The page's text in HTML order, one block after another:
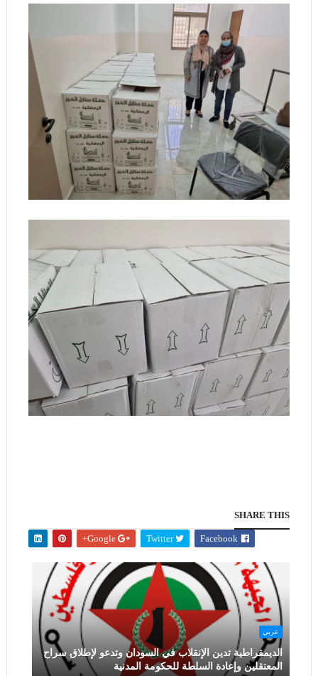
SHARE THIS
Facebook
Twitter
Google+
عربي
الديمقراطية تدين الإنقلاب في السودان وتدعو لإطلاق سراح
المعتقلين وإعادة السلطة للحكومة المدنية